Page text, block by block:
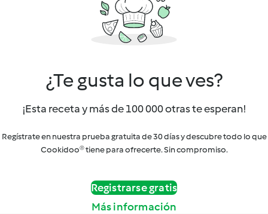
¿Te gusta lo que ves?
¡Esta receta y más de 100 000 otras te esperan!
Regístrate en nuestra prueba gratuita de 30 días y descubre todo lo que
Cookidoo® tiene para ofrecerte. Sin compromiso.
Registrarse gratis
Más información